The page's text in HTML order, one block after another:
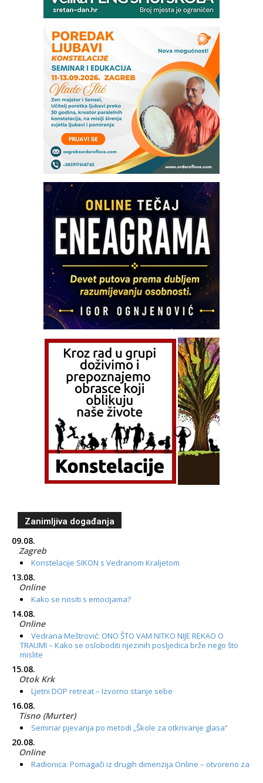
Zanimljiva događanja
09.08.
Zagreb
Konstelacije SIKON s Vedranom Kraljetom
13.08.
Online
Kako se nositi s emocijama?
14.08.
Online
Vedrana Meštrović: ONO ŠTO VAM NITKO NIJE REKAO O
TRAUMI – Kako se osloboditi njezinih posljedica brže nego što
mislite
15.08.
Otok Krk
Ljetni DOP retreat – Izvorno stanje sebe
16.08.
Tisno (Murter)
Seminar pjevanja po metodi „Škole za otkrivanje glasa“
20.08.
Online
Radionica: Pomagači iz drugih dimenzija Online – otvoreno za